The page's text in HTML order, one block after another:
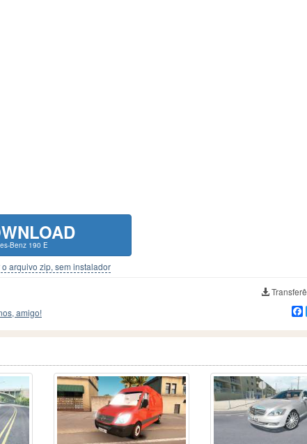
Benz 190 E
arquivo zip, sem instalador
amigo!